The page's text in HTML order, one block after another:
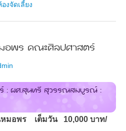
องจัดเลี้ยง
อพร คณะศิลปศาสตร์
: ผศ.สุนทรี สุวรรณสมบูรณ์ :
มอพร เต็มวัน 10,000 บาท/